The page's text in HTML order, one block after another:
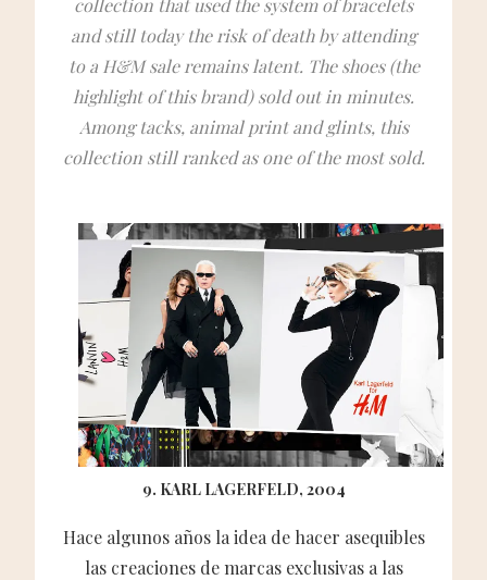
and still today the risk of death by attending
to a H&M sale remains latent. The shoes (the
highlight of this brand) sold out in minutes.
Among tacks, animal print and glints, this
collection still ranked as one of the most sold.
9. KARL LAGERFELD, 2004
Hace algunos años la idea de hacer asequibles
las creaciones de marcas exclusivas a las